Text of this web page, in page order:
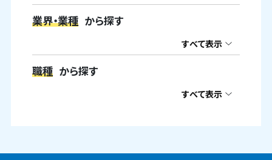
業界・業種 から探す
すべて表示
職種 から探す
すべて表示